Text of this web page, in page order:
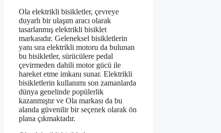
Ola elektrikli bisikletler, çevreye
duyarlı bir ulaşım aracı olarak
tasarlanmış elektrikli bisiklet
markasıdır. Geleneksel bisikletlerin
yanı sıra elektrikli motoru da bulunan
bu bisikletler, sürücülere pedal
çevirmeden dahili motor gücü ile
hareket etme imkanı sunar. Elektrikli
bisikletlerin kullanımı son zamanlarda
dünya genelinde popülerlik
kazanmıştır ve Ola markası da bu
alanda güvenilir bir seçenek olarak ön
plana çıkmaktadır.